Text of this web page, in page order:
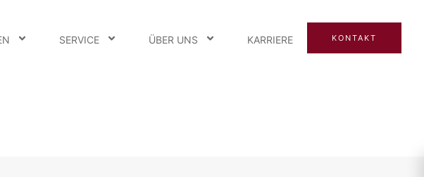
SERVICE ÜBER UNS KARRIERE KONTAKT